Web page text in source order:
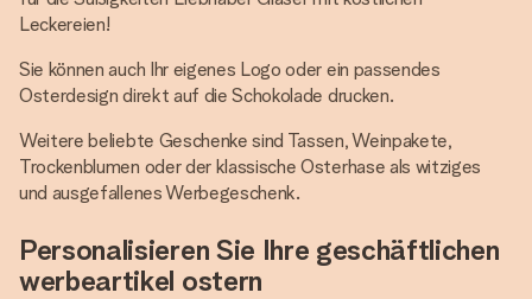
Leckereien!
Sie können auch Ihr eigenes Logo oder ein passendes
Osterdesign direkt auf die Schokolade drucken.
Weitere beliebte Geschenke sind Tassen, Weinpakete,
Trockenblumen oder der klassische Osterhase als witziges
und ausgefallenes Werbegeschenk.
Personalisieren Sie Ihre geschäftlichen
werbeartikel ostern